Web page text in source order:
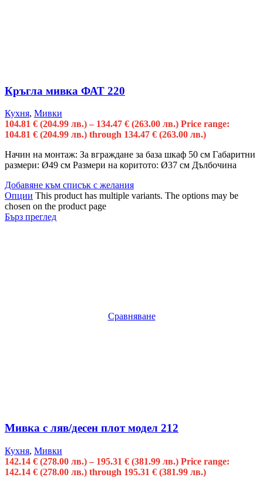
Кръгла мивка ФАТ 220
Кухня, Мивки
104.81 € (204.99 лв.) – 134.47 € (263.00 лв.) Price range:
104.81 € (204.99 лв.) through 134.47 € (263.00 лв.)
Начин на монтаж: За вграждане за база шкаф 50 см Габаритни
размери: Ø49 см Размери на коритото: Ø37 см Дълбочина
Добавяне към списък с желания
Опции This product has multiple variants. The options may be
chosen on the product page
Бърз преглед
Сравняване
Мивка с ляв/десен плот модел 212
Кухня, Мивки
142.14 € (278.00 лв.) – 195.31 € (381.99 лв.) Price range:
142.14 € (278.00 лв.) through 195.31 € (381.99 лв.)